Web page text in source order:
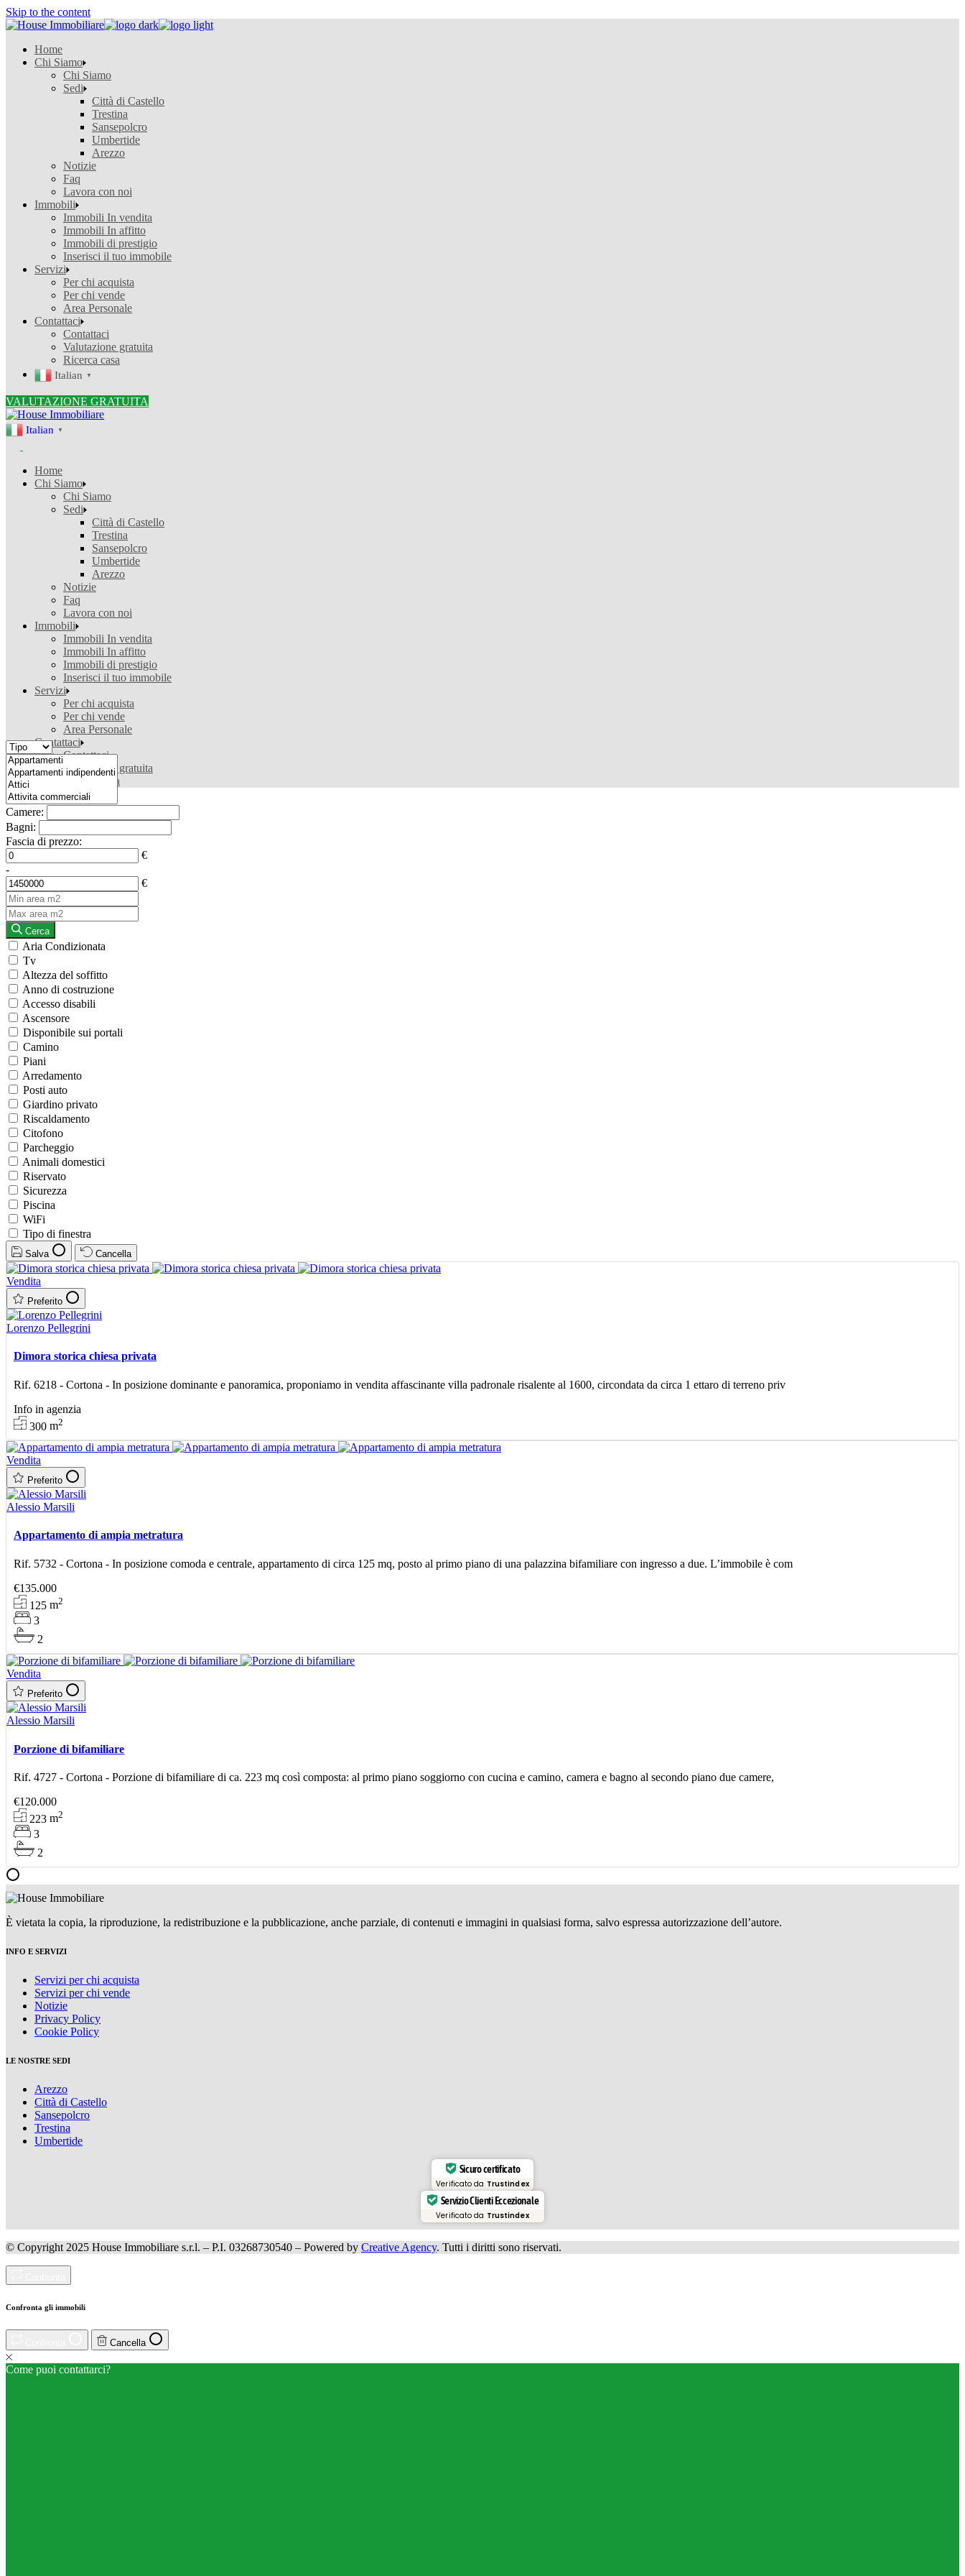
Skip to the content
Home
Chi Siamo
Chi Siamo
Sedi
Città di Castello
Trestina
Sansepolcro
Umbertide
Arezzo
Notizie
Faq
Lavora con noi
Immobili
Immobili In vendita
Immobili In affitto
Immobili di prestigio
Inserisci il tuo immobile
Servizi
Per chi acquista
Per chi vende
Area Personale
Contattaci
Contattaci
Valutazione gratuita
Ricerca casa
Italian ▼
VALUTAZIONE GRATUITA
Italian ▼
Home
Chi Siamo
Chi Siamo
Sedi
Città di Castello
Trestina
Sansepolcro
Umbertide
Arezzo
Notizie
Faq
Lavora con noi
Immobili
Immobili In vendita
Immobili In affitto
Immobili di prestigio
Inserisci il tuo immobile
Servizi
Per chi acquista
Per chi vende
Area Personale
Contattaci
Contattaci
Valutazione gratuita
Ricerca casa
Camere:
Bagni:
Fascia di prezzo:
€
-
€
Cerca
Aria Condizionata
Tv
Altezza del soffitto
Anno di costruzione
Accesso disabili
Ascensore
Disponibile sui portali
Camino
Piani
Arredamento
Posti auto
Giardino privato
Riscaldamento
Citofono
Parcheggio
Animali domestici
Riservato
Sicurezza
Piscina
WiFi
Tipo di finestra
Salva Cancella
Vendita
Preferito
Lorenzo Pellegrini
Dimora storica chiesa privata
Rif. 6218 - Cortona - In posizione dominante e panoramica, proponiamo in vendita affascinante villa padronale risalente al 1600, circondata da circa 1 ettaro di terreno priv
Info in agenzia
300m2
Vendita
Preferito
Alessio Marsili
Appartamento di ampia metratura
Rif. 5732 - Cortona - In posizione comoda e centrale, appartamento di circa 125 mq, posto al primo piano di una palazzina bifamiliare con ingresso a due. L’immobile è com
€135.000
125m2
3
2
Vendita
Preferito
Alessio Marsili
Porzione di bifamiliare
Rif. 4727 - Cortona - Porzione di bifamiliare di ca. 223 mq così composta: al primo piano soggiorno con cucina e camino, camera e bagno al secondo piano due camere,
€120.000
223m2
3
2
È vietata la copia, la riproduzione, la redistribuzione e la pubblicazione, anche parziale, di contenuti e immagini in qualsiasi forma, salvo espressa autorizzazione dell’autore.
INFO E SERVIZI
Servizi per chi acquista
Servizi per chi vende
Notizie
Privacy Policy
Cookie Policy
LE NOSTRE SEDI
Arezzo
Città di Castello
Sansepolcro
Trestina
Umbertide
Sicuro certificato
Verificato da Trustindex
Servizio Clienti Eccezionale
Verificato da Trustindex
© Copyright 2025 House Immobiliare s.r.l. – P.I. 03268730540 – Powered by Creative Agency. Tutti i diritti sono riservati.
Confronta gli immobili
Cancella
Come puoi contattarci?